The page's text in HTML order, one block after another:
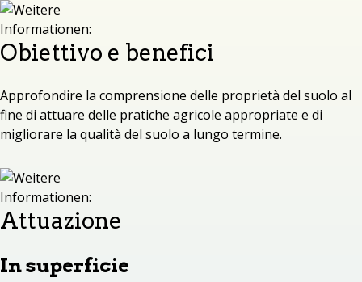
Obiettivo e benefici
Approfondire la comprensione delle proprietà del suolo al
fine di attuare delle pratiche agricole appropriate e di
migliorare la qualità del suolo a lungo termine.
Attuazione
In superficie